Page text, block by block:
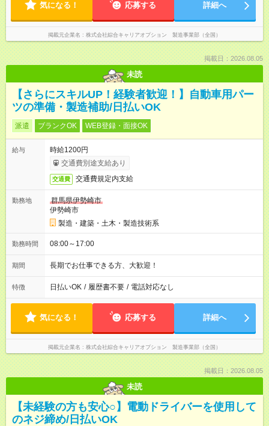
気になる！ 応募する 詳細へ
掲載元企業名 株式会社綜合キャリアオプション 製造事業部（全国）
掲載日：2026.08.05
未読
【さらにスキルUP！経験者歓迎！】自動車用パー
ツの準備・製造補助/日払いOK
派遣 ブランクOK WEB登録・面接OK
給与
時給1200円
交通費別途支給あり
交通費 交通費規定内支給
勤務地
群馬県伊勢崎市
伊勢崎市
製造・建築・土木・製造技術系
勤務時間 08:00～17:00
期間 長期でお仕事できる方、大歓迎！
特徴 日払いOK / 履歴書不要 / 電話対応なし
気になる！ 応募する 詳細へ
掲載元企業名 株式会社綜合キャリアオプション 製造事業部（全国）
掲載日：2026.08.05
未読
【未経験の方も安心○】電動ドライバーを使用して
のネジ締め/日払いOK